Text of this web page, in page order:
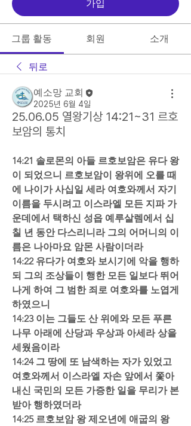
가입
그룹 활동 회원 소개
뒤로
예소망 교회
2025년 6월 4일
25.06.05 열왕기상 14:21~31 르호
보암의 통치
14:21 솔로몬의 아들 르호보암은 유다 왕
이 되었으니 르호보암이 왕위에 오를 때
에 나이가 사십일 세라 여호와께서 자기
이름을 두시려고 이스라엘 모든 지파 가
운데에서 택하신 성읍 예루살렘에서 십
칠 년 동안 다스리니라 그의 어머니의 이
름은 나아마요 암몬 사람이더라
14:22 유다가 여호와 보시기에 악을 행하
되 그의 조상들이 행한 모든 일보다 뛰어
나게 하여 그 범한 죄로 여호와를 노엽게
하였으니
14:23 이는 그들도 산 위에와 모든 푸른
나무 아래에 산당과 우상과 아세라 상을
세웠음이라
14:24 그 땅에 또 남색하는 자가 있었고
여호와께서 이스라엘 자손 앞에서 쫓아
내신 국민의 모든 가증한 일을 무리가 본
받아 행하였더라
14:25 르호보암 왕 제오년에 애굽의 왕